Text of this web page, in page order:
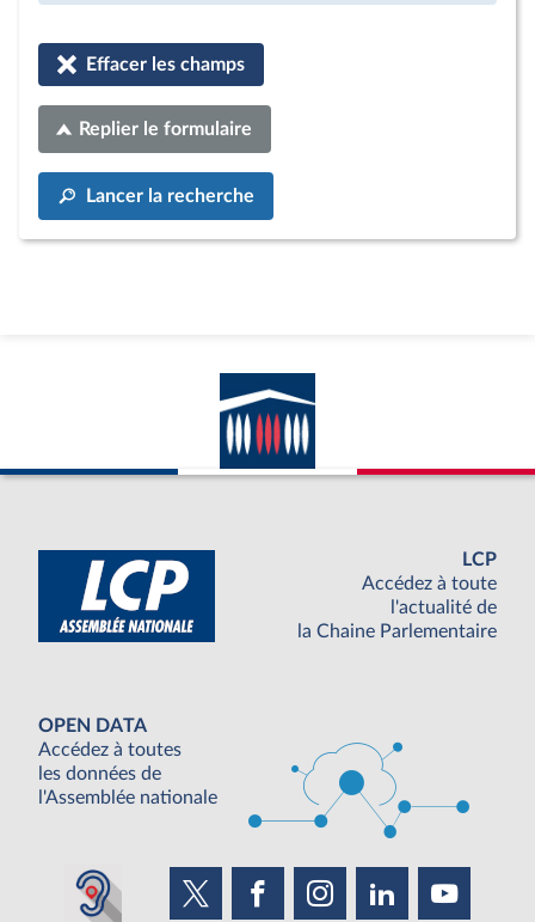
Effacer les champs
Replier le formulaire
Lancer la recherche
LCP
Accédez à toute
l'actualité de
la Chaine Parlementaire
OPEN DATA
Accédez à toutes
les données de
l'Assemblée nationale